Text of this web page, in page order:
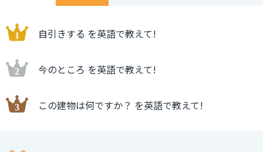
自引きする を英語で教えて!
今のところ を英語で教えて!
この建物は何ですか？ を英語で教えて!